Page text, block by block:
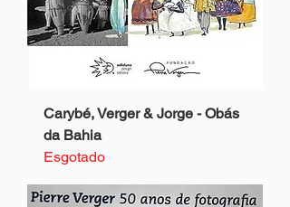
Carybé, Verger & Jorge - Obás
da Bahia
Esgotado